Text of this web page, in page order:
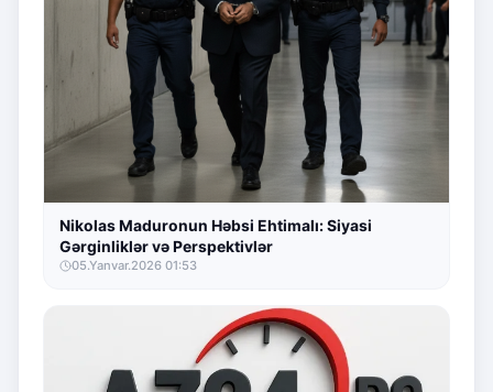
Nikolas Maduronun Həbsi Ehtimalı: Siyasi
Gərginliklər və Perspektivlər
05.Yanvar.2026 01:53